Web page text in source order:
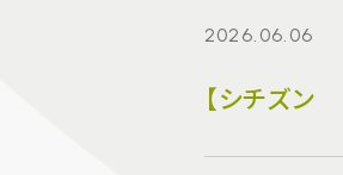
2026.06.06
【シチズ